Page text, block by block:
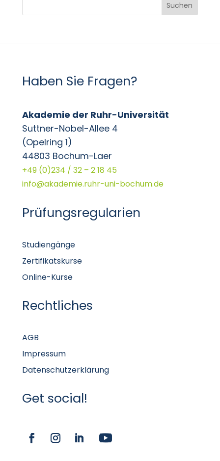
Suchen
Haben Sie Fragen?
Akademie der Ruhr-Universität
Suttner-Nobel-Allee 4
(Opelring 1)
44803 Bochum-Laer
+49 (0)234 / 32 – 2 18 45
info@akademie.ruhr-uni-bochum.de
Prüfungsregularien
Studiengänge
Zertifikatskurse
Online-Kurse
Rechtliches
AGB
Impressum
Datenschutzerklärung
Get social!